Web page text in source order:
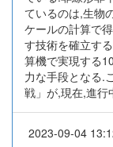
ているのは,生物
ケールの計算で
す技術を確立す
算機で実現する
力な手段となる.
戦」が,現在,進行
2023-09-04